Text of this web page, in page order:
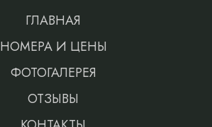
ГЛАВНАЯ
НОМЕРА И ЦЕНЫ
ФОТОГАЛЕРЕЯ
ОТЗЫВЫ